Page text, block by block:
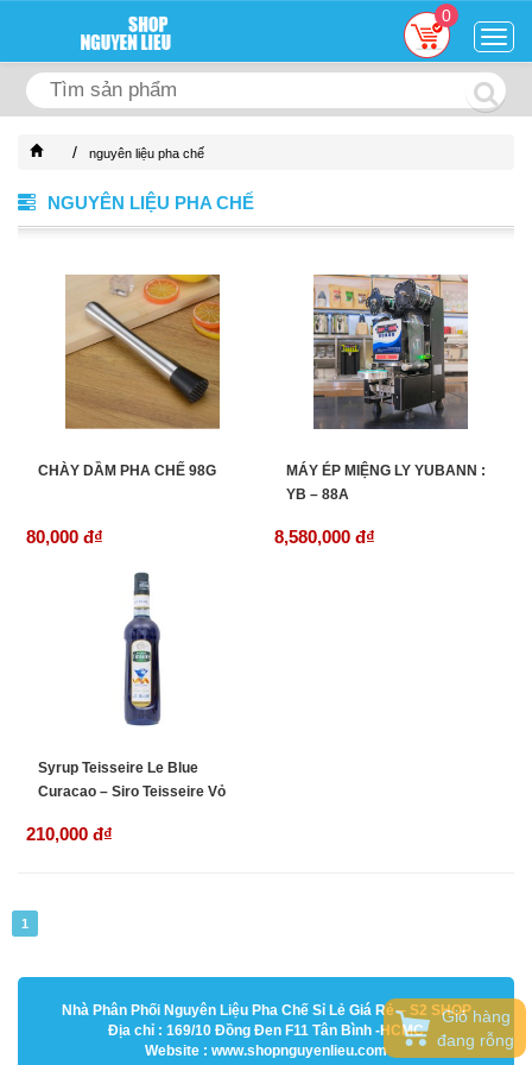
0
/ nguyên liệu pha chế
NGUYÊN LIỆU PHA CHẾ
CHÀY DẦM PHA CHẾ 98G
80,000 đ₫
MÁY ÉP MIỆNG LY YUBANN :
YB – 88A
8,580,000 đ₫
Syrup Teisseire Le Blue
Curacao – Siro Teisseire Vỏ
210,000 đ₫
1
Nhà Phân Phối Nguyên Liệu Pha Chế Sỉ Lẻ Giá Rẻ – S2 SHOP
Địa chỉ : 169/10 Đồng Đen F11 Tân Bình -HCMC
Website : www.shopnguyenlieu.com
Giỏ hàng
đang rỗng